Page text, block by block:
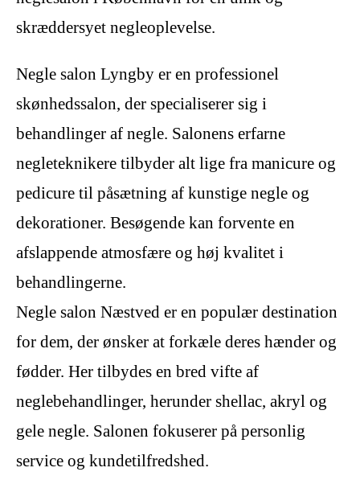
skræddersyet negleoplevelse.
Negle salon Lyngby er en professionel
skønhedssalon, der specialiserer sig i
behandlinger af negle. Salonens erfarne
negleteknikere tilbyder alt lige fra manicure og
pedicure til påsætning af kunstige negle og
dekorationer. Besøgende kan forvente en
afslappende atmosfære og høj kvalitet i
behandlingerne.
Negle salon Næstved er en populær destination
for dem, der ønsker at forkæle deres hænder og
fødder. Her tilbydes en bred vifte af
neglebehandlinger, herunder shellac, akryl og
gele negle. Salonen fokuserer på personlig
service og kundetilfredshed.